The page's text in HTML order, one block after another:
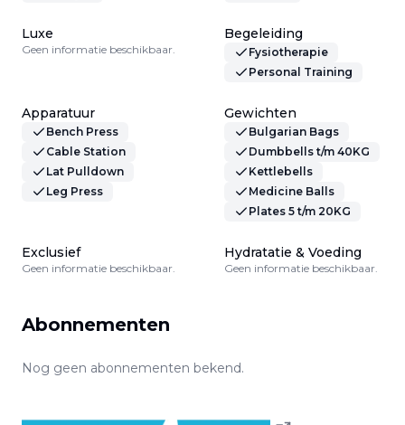
Luxe
Geen informatie beschikbaar.
Begeleiding
Fysiotherapie
Personal Training
Apparatuur
Bench Press
Cable Station
Lat Pulldown
Leg Press
Gewichten
Bulgarian Bags
Dumbbells t/m 40KG
Kettlebells
Medicine Balls
Plates 5 t/m 20KG
Exclusief
Geen informatie beschikbaar.
Hydratatie & Voeding
Geen informatie beschikbaar.
Abonnementen
Nog geen abonnementen bekend.